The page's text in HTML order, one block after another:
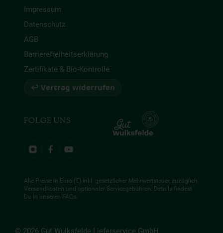
Impressum
Datenschutz
AGB
Barrierefreiheitserklärung
Zertifikate & Bio-Kontrolle
↩ Vertrag widerrufen
FOLGE UNS
Alle Preise in Euro (€) inkl. gesetzlicher Mehrwertsteuer, zuzüglich
Versandkosten und optionaler Servicegebühren. Details findest
Du in unseren FAQs
© 2026 Gut Wulksfelde Lieferservice GmbH